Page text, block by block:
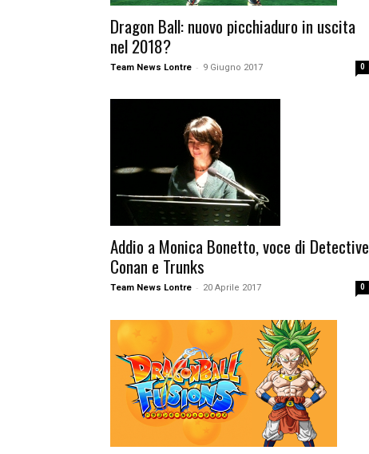
Dragon Ball: nuovo picchiaduro in uscita
nel 2018?
Team News Lontre - 9 Giugno 2017 0
Addio a Monica Bonetto, voce di Detective
Conan e Trunks
Team News Lontre - 20 Aprile 2017 0